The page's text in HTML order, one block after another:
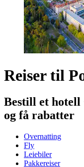
Reiser til
Bestill et
og få rabatter
Overnatting
Fly
Leiebiler
Pakkereiser